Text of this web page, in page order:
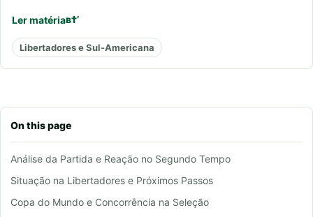
On this page
Análise da Partida e Reação no Segundo Tempo
Situação na Libertadores e Próximos Passos
Copa do Mundo e Concorrência na Seleção
Ler matéria
Libertadores e Sul-Americana